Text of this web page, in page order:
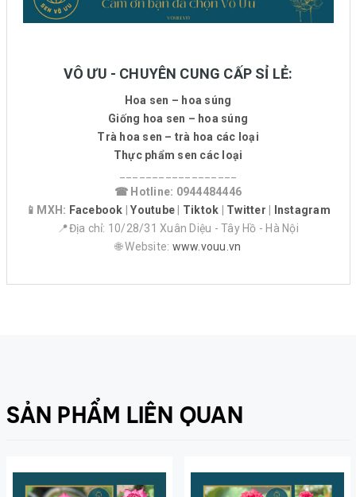
VÔ ƯU - CHUYÊN CUNG CẤP SỈ LẺ:
Hoa sen – hoa súng
Giống hoa sen – hoa súng
Trà hoa sen – trà hoa các loại
Thực phẩm sen các loại
☎ Hotline: 0944484446
📱MXH: Facebook |Youtube Tiktok Twitter
Instagram
📍Địa chỉ: 10/28/31 Xuân Diệu - Tây Hồ - Hà Nội
🌐 Website: www.vouu.vn
SẢN PHẨM LIÊN QUAN